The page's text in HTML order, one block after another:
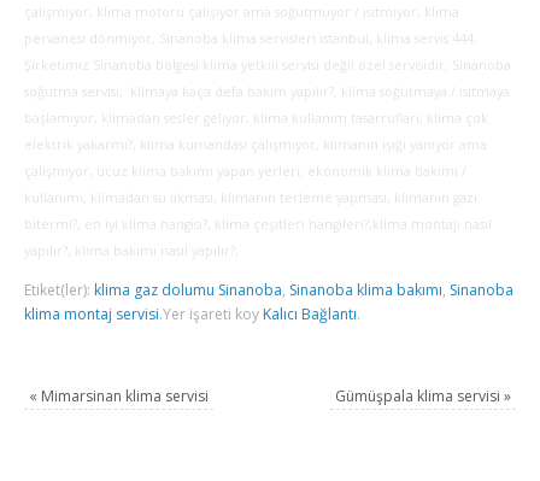
çalışmıyor, klima motoru çalışıyor ama soğutmuyor / ısıtmıyor, klima
pervanesi dönmiyor, Sinanoba klima servisleri istanbul, klima servis 444.
Şirketimiz Sinanoba bölgesi klima yetkili servisi değil özel servisidir, Sinanoba
soğutma servisi, klimaya kaça defa bakım yapılır?, klima soğutmaya / ısıtmaya
başlamıyor, klimadan sesler geliyor, klima kullanım tasarrufları, klima çok
elektrik yakarmı?, klima kumandası çalışmıyor, klimanın ışığı yanıyor ama
çalışmıyor, ucuz klima bakımı yapan yerleri, ekonomik klima bakımı /
kullanımı, klimadan su akması, klimanın terleme yapması, klimanın gazı
bitermi?, en iyi klima hangisi?, klima çeşitleri hangileri?,klima montajı nasıl
yapılır?, klima bakımı nasıl yapılır?,
Etiket(ler): klima gaz dolumu Sinanoba, Sinanoba klima bakımı, Sinanoba
klima montaj servisi.Yer işareti koy Kalıcı Bağlantı.
« Mimarsinan klima servisi Gümüşpala klima servisi »